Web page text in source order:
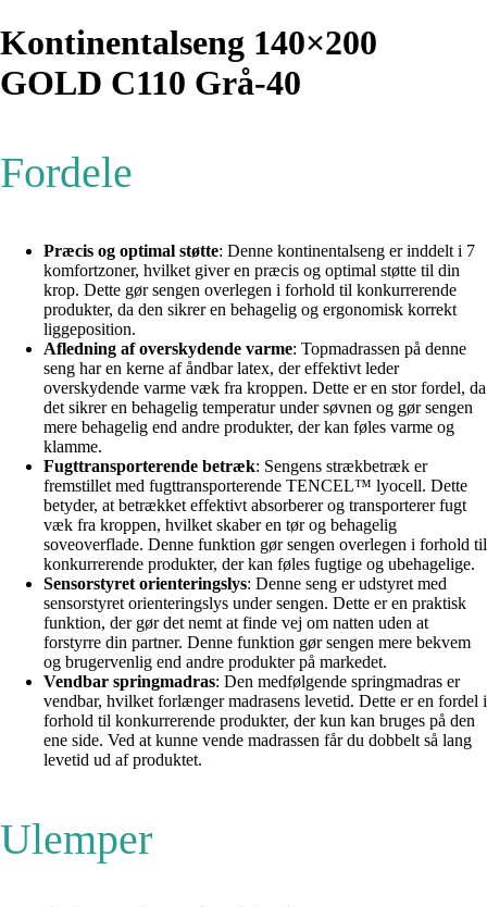
Kontinentalseng 140×200
GOLD C110 Grå-40
Fordele
Præcis og optimal støtte: Denne kontinentalseng er inddelt i 7
komfortzoner, hvilket giver en præcis og optimal støtte til din
krop. Dette gør sengen overlegen i forhold til konkurrerende
produkter, da den sikrer en behagelig og ergonomisk korrekt
liggeposition.
Afledning af overskydende varme: Topmadrassen på denne
seng har en kerne af åndbar latex, der effektivt leder
overskydende varme væk fra kroppen. Dette er en stor fordel, da
det sikrer en behagelig temperatur under søvnen og gør sengen
mere behagelig end andre produkter, der kan føles varme og
klamme.
Fugttransporterende betræk: Sengens strækbetræk er
fremstillet med fugttransporterende TENCEL™ lyocell. Dette
betyder, at betrækket effektivt absorberer og transporterer fugt
væk fra kroppen, hvilket skaber en tør og behagelig
soveoverflade. Denne funktion gør sengen overlegen i forhold til
konkurrerende produkter, der kan føles fugtige og ubehagelige.
Sensorstyret orienteringslys: Denne seng er udstyret med
sensorstyret orienteringslys under sengen. Dette er en praktisk
funktion, der gør det nemt at finde vej om natten uden at
forstyrre din partner. Denne funktion gør sengen mere bekvem
og brugervenlig end andre produkter på markedet.
Vendbar springmadras: Den medfølgende springmadras er
vendbar, hvilket forlænger madrasens levetid. Dette er en fordel i
forhold til konkurrerende produkter, der kun kan bruges på den
ene side. Ved at kunne vende madrassen får du dobbelt så lang
levetid ud af produktet.
Ulemper